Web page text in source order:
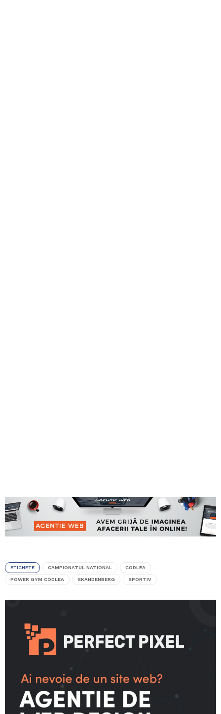
ETICHETE CAMPIONATUL NATIONAL CODLEA
POWER GYM CODLEA SKANDENBERG SPORTIV